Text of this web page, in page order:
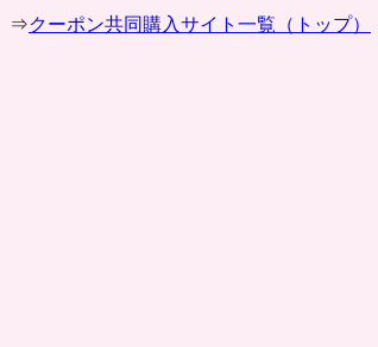
⇒クーポン共同購入サイト一覧（トップ）